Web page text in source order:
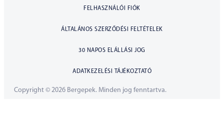
FELHASZNÁLÓI FIÓK
ÁLTALÁNOS SZERZŐDÉSI FELTÉTELEK
30 NAPOS ELÁLLÁSI JOG
ADATKEZELÉSI TÁJÉKOZTATÓ
Copyright © 2026 Bergepek. Minden jog fenntartva.